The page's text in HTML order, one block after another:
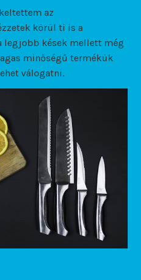
az
körül ti is a
legjobb kések mellett még
minőségű termékük
válogatni.